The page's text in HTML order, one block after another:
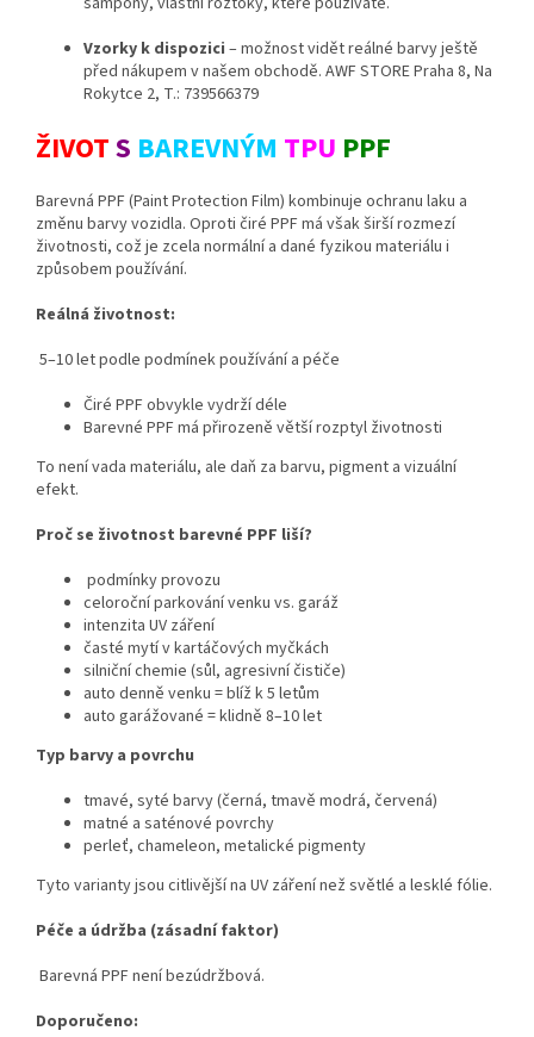
Vzorky k dispozici – možnost vidět reálné barvy ještě
před nákupem v našem obchodě. AWF STORE Praha 8, Na
Rokytce 2, T.: 739566379
ŽIVOTS BAREVNÝM TPU PPF
Barevná PPF (Paint Protection Film) kombinuje ochranu laku a
změnu barvy vozidla. Oproti čiré PPF má však širší rozmezí
životnosti, což je zcela normální a dané fyzikou materiálu i
způsobem používání.
Reálná životnost:
5–10 let podle podmínek používání a péče
Čiré PPF obvykle vydrží déle
Barevné PPF má přirozeně větší rozptyl životnosti
To není vada materiálu, ale daň za barvu, pigment a vizuální
efekt.
Proč se životnost barevné PPF liší?
podmínky provozu
celoroční parkování venku vs. garáž
intenzita UV záření
časté mytí v kartáčových myčkách
silniční chemie (sůl, agresivní čističe)
auto denně venku = blíž k 5 letům
auto garážované = klidně 8–10 let
Typ barvy a povrchu
tmavé, syté barvy (černá, tmavě modrá, červená)
matné a saténové povrchy
perleť, chameleon, metalické pigmenty
Tyto varianty jsou citlivější na UV záření než světlé a lesklé fólie.
Péče a údržba (zásadní faktor)
Barevná PPF není bezúdržbová.
Doporučeno: